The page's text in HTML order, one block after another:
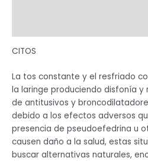
CITOS
La tos constante y el resfriado
la laringe produciendo disfonía y
de antitusivos y
debido a los efectos adversos
presencia de pseudoefedrina u
causen daño a la salud, estas
buscar alternativas naturales,